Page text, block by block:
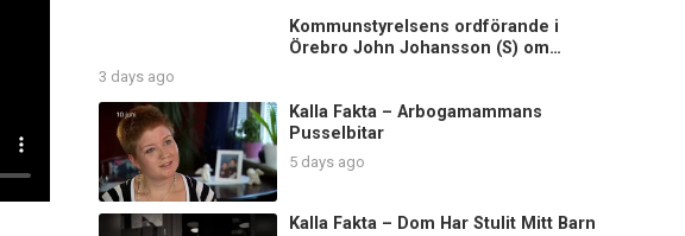
Kommunstyrelsens ordförande i
Örebro John Johansson (S) om
3 days ago
Kalla Fakta – Arbogamammans
Pusselbitar
5 days ago
Kalla Fakta – Dom Har Stulit Mitt Barn